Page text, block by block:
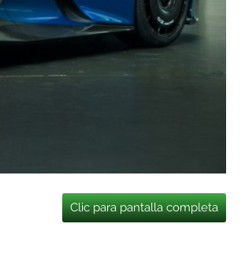
Clic para pantalla completa